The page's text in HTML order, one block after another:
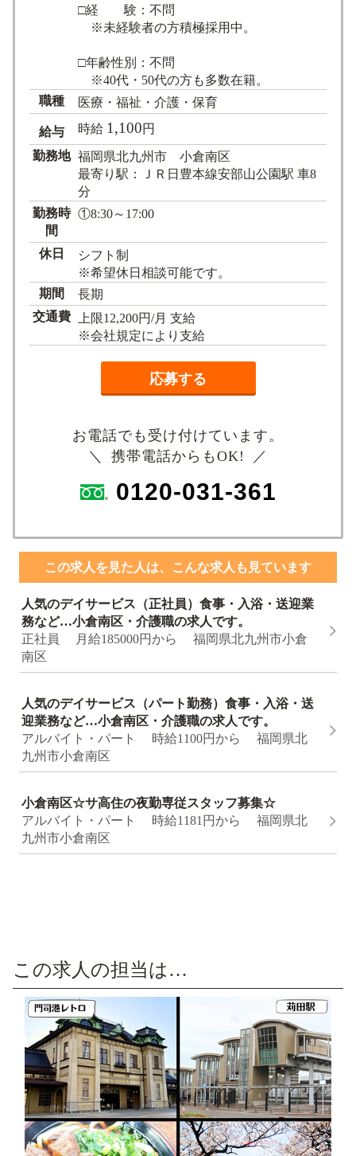
□経 験：不問
※未経験者の方積極採用中。
□年齢性別：不問
※40代・50代の方も多数在籍。
職種
医療・福祉・介護・保育
給与 時給 1,100円
勤務地 福岡県北九州市 小倉南区
最寄り駅：ＪＲ日豊本線安部山公園駅 車8
分
勤務時
間
①8:30～17:00
休日
シフト制
※希望休日相談可能です。
期間
長期
交通費
上限12,200円/月 支給
※会社規定により支給
応募する
お電話でも受け付けています。
＼ 携帯電話からもOK! ／
0120-031-361
この求人を見た人は、こんな求人も見ています
人気のデイサービス（正社員）食事・入浴・送迎業
務など…小倉南区・介護職の求人です。
正社員 月給185000円から 福岡県北九州市小倉
南区
人気のデイサービス（パート勤務）食事・入浴・送
迎業務など…小倉南区・介護職の求人です。
アルバイト・パート 時給1100円から 福岡県北
九州市小倉南区
小倉南区☆サ高住の夜勤専従スタッフ募集☆
アルバイト・パート 時給1181円から 福岡県北
九州市小倉南区
この求人の担当は…